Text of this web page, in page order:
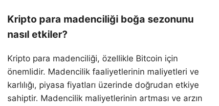
Kripto para madenciliği boğa sezonunu
nasıl etkiler?
Kripto para madenciliği, özellikle Bitcoin için
önemlidir. Madencilik faaliyetlerinin maliyetleri ve
karlılığı, piyasa fiyatları üzerinde doğrudan etkiye
sahiptir. Madencilik maliyetlerinin artması ve arzın